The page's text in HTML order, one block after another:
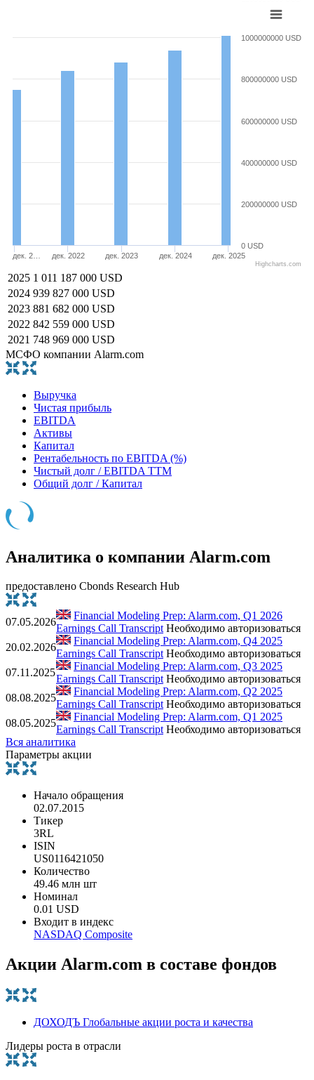
дек. 2… дек. 2022 дек. 2023 дек. 2024 дек. 2025
0 USD
200000000 USD
400000000 USD
600000000 USD
800000000 USD
1000000000 USD
Highcharts.com
2025 1 011 187 000 USD
2024 939 827 000 USD
2023 881 682 000 USD
2022 842 559 000 USD
2021 748 969 000 USD
МСФО компании Alarm.com
Выручка
Чистая прибыль
EBITDA
Активы
Капитал
Рентабельность по EBITDA (%)
Чистый долг / EBITDA TTM
Общий долг / Капитал
Аналитика о компании Alarm.com
предоставлено Cbonds Research Hub
07.05.2026
Financial Modeling Prep: Alarm.com, Q1 2026
Earnings Call Transcript Необходимо авторизоваться
20.02.2026
Financial Modeling Prep: Alarm.com, Q4 2025
Earnings Call Transcript Необходимо авторизоваться
07.11.2025
Financial Modeling Prep: Alarm.com, Q3 2025
Earnings Call Transcript Необходимо авторизоваться
08.08.2025
Financial Modeling Prep: Alarm.com, Q2 2025
Earnings Call Transcript Необходимо авторизоваться
08.05.2025
Financial Modeling Prep: Alarm.com, Q1 2025
Earnings Call Transcript Необходимо авторизоваться
Вся аналитика
Параметры акции
Начало обращения
02.07.2015
Тикер
3RL
ISIN
US0116421050
Количество
49.46 млн шт
Номинал
0.01 USD
Входит в индекс
NASDAQ Composite
Акции Alarm.com в составе фондов
ДОХОДЪ Глобальные акции роста и качества
Лидеры роста в отрасли